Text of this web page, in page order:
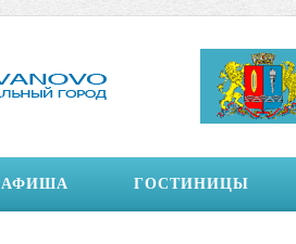
АФИША ГОСТИНИЦЫ